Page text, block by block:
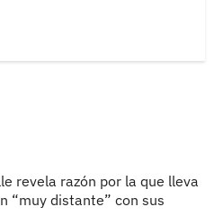
revela razón por la que lleva
“muy distante” con sus